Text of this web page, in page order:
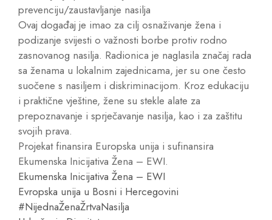
prevenciju/zaustavljanje nasilja
Ovaj događaj je imao za cilj osnaživanje žena i
podizanje svijesti o važnosti borbe protiv rodno
zasnovanog nasilja. Radionica je naglasila značaj rada
sa ženama u lokalnim zajednicama, jer su one često
suočene s nasiljem i diskriminacijom. Kroz edukaciju
i praktične vještine, žene su stekle alate za
prepoznavanje i sprječavanje nasilja, kao i za zaštitu
svojih prava.
Projekat finansira Europska unija i sufinansira
Ekumenska Inicijativa Žena – EWI.
Ekumenska Inicijativa Žena – EWI
Evropska unija u Bosni i Hercegovini
#NijednaŽenaŽrtvaNasilja